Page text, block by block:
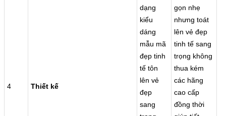
4 Thiết kế
dạng
kiểu
dáng
mẫu mã
đẹp tinh
tế tôn
lên vẻ
đẹp
sang
gọn nhẹ
nhưng toát
lên vẻ đẹp
tinh tế sang
trọng không
thua kém
các hãng
cao cấp
đồng thời